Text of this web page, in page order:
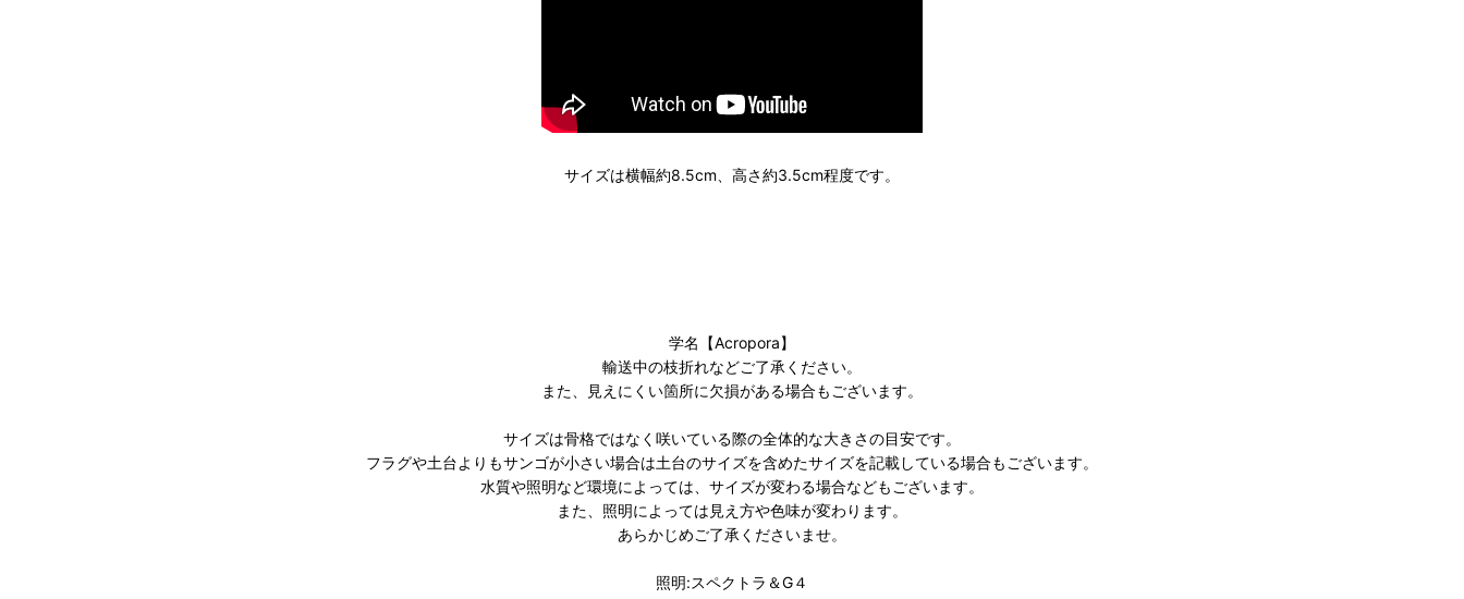
サイズは横幅約8.5cm、高さ約3.5cm程度です。
学名【Acropora】
輸送中の枝折れなどご了承ください。
また、見えにくい箇所に欠損がある場合もございます。
サイズは骨格ではなく咲いている際の全体的な大きさの目安です。
フラグや土台よりもサンゴが小さい場合は土台のサイズを含めたサイズを記載している場合もございます。
水質や照明など環境によっては、サイズが変わる場合などもございます。
また、照明によっては見え方や色味が変わります。
あらかじめご了承くださいませ。
照明:スペクトラ＆G４